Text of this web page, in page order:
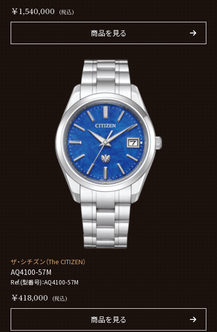
￥1,540,000 (税込)
商品を見る
ザ・シチズン（The CITIZEN）
AQ4100-57M
Ref.(型番号)：AQ4100-57M
￥418,000 (税込)
商品を見る